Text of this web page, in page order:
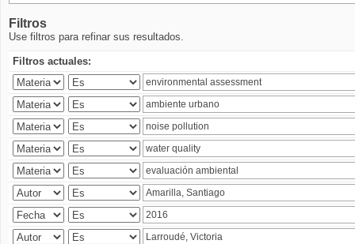
Filtros
Use filtros para refinar sus resultados.
Filtros actuales: